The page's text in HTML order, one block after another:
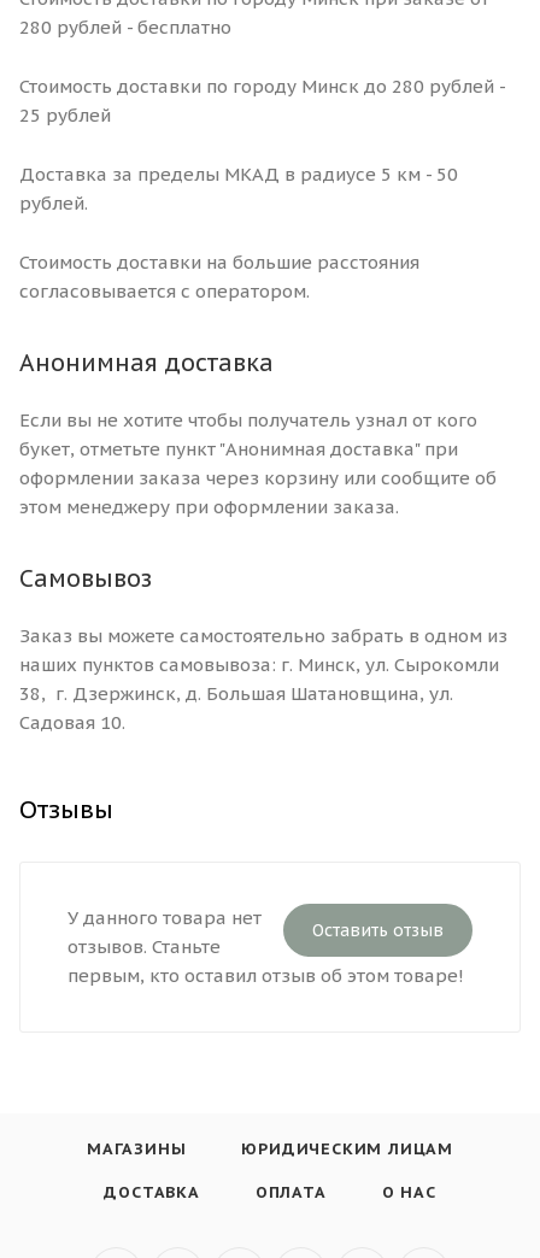
280 рублей - бесплатно
Стоимость доставки по городу Минск до 280 рублей -
25 рублей
Доставка за пределы МКАД в радиусе 5 км - 50
рублей.
Стоимость доставки на большие расстояния
согласовывается с оператором.
Анонимная доставка
Если вы не хотите чтобы получатель узнал от кого
букет, отметьте пункт "Анонимная доставка" при
оформлении заказа через корзину или сообщите об
этом менеджеру при оформлении заказа.
Самовывоз
Заказ вы можете самостоятельно забрать в одном из
наших пунктов самовывоза: г. Минск, ул. Сырокомли
38, г. Дзержинск, д. Большая Шатановщина, ул.
Садовая 10.
Отзывы
Оставить отзыв
У данного товара нет
отзывов. Станьте
первым, кто оставил отзыв об этом товаре!
МАГАЗИНЫ ЮРИДИЧЕСКИМ ЛИЦАМ
ДОСТАВКА ОПЛАТА О НАС